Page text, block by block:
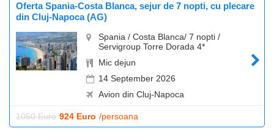
Oferta Spania-Costa Blanca, sejur de 7 nopti, cu plecare
din Cluj-Napoca (AG)
Spania / Costa Blanca/ 7 nopti /
Servigroup Torre Dorada 4*
Mic dejun
14 September 2026
Avion din Cluj-Napoca
1050 Euro 924 Euro /persoana